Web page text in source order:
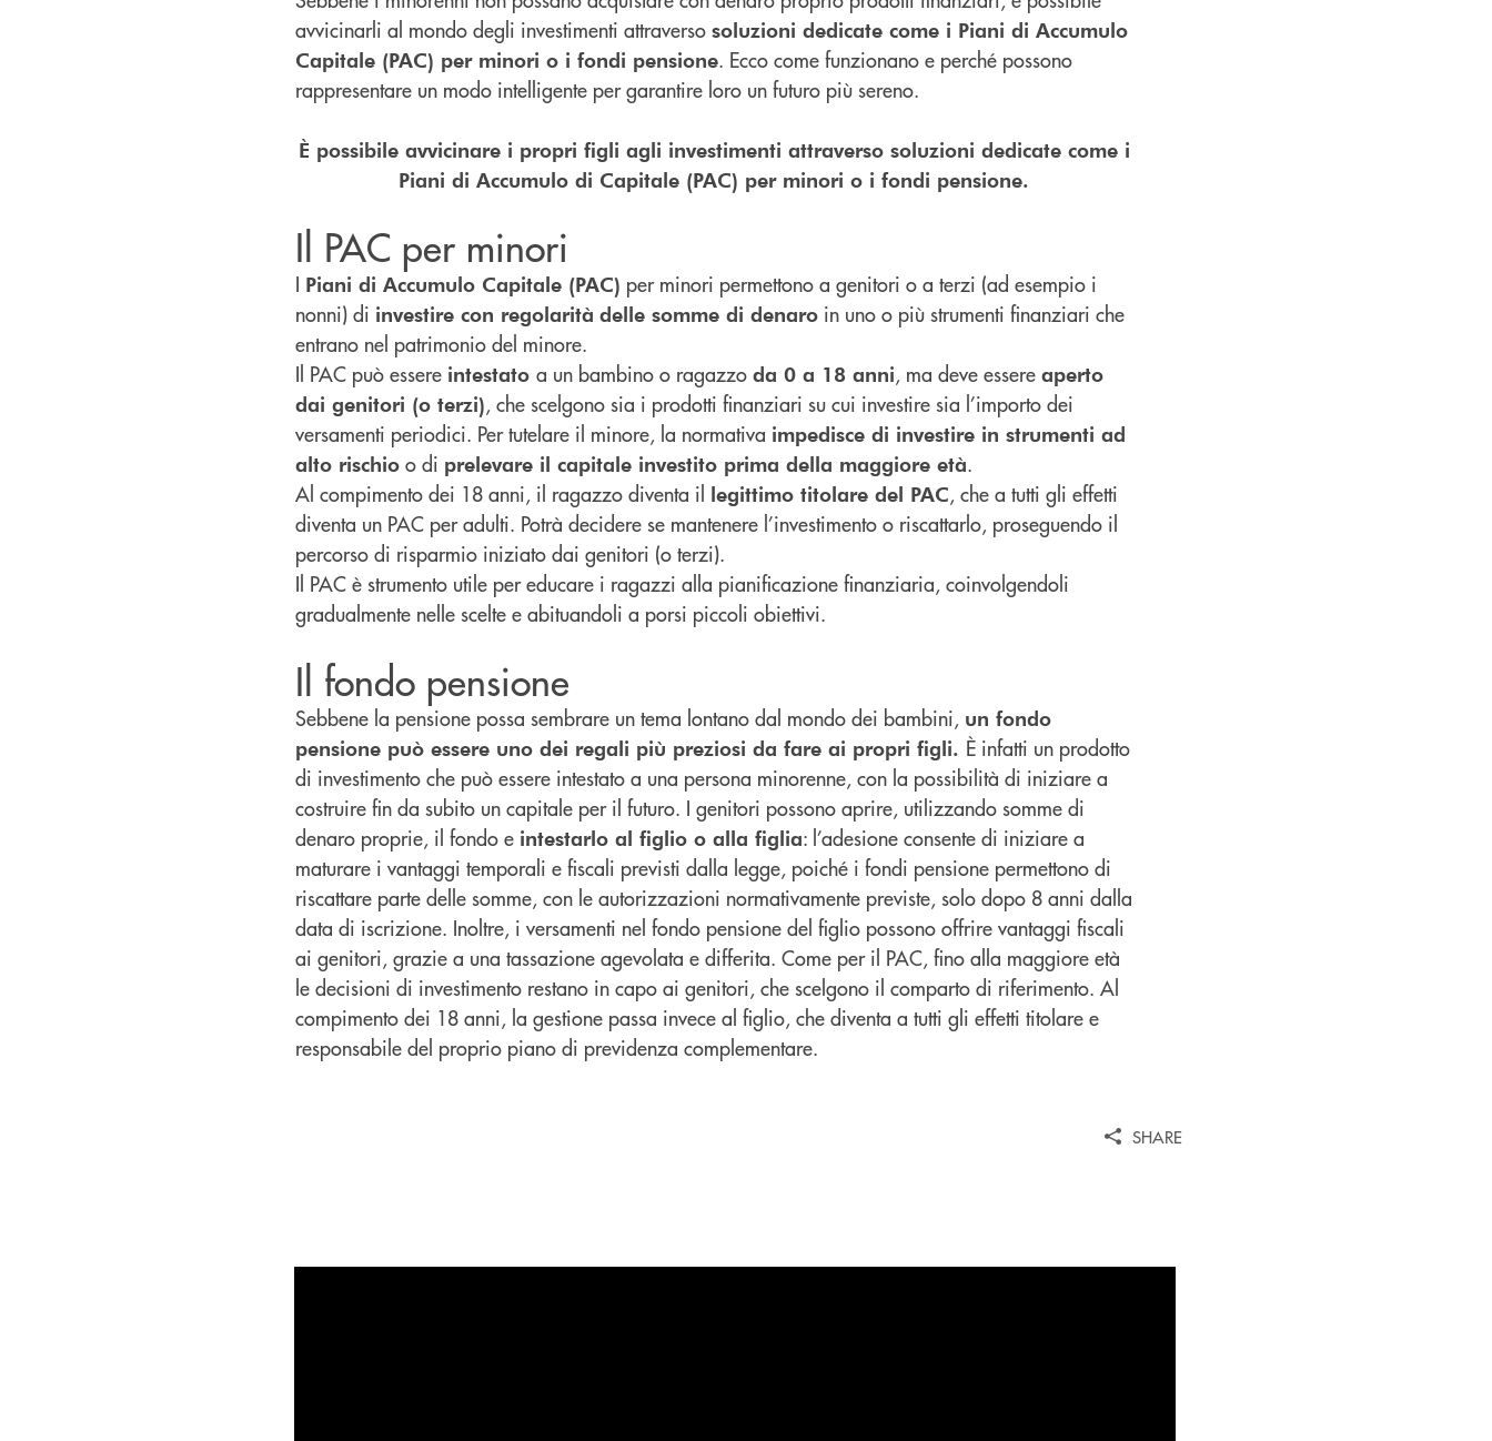
avvicinarli al mondo degli investimenti attraverso soluzioni dedicate come i Piani di Accumulo
Capitale (PAC) per minori o i fondi pensione. Ecco come funzionano e perché possono
rappresentare un modo intelligente per garantire loro un futuro più sereno.
È possibile avvicinare i propri figli agli investimenti attraverso soluzioni dedicate come i
Piani di Accumulo di Capitale (PAC) per minori o i fondi pensione.
Il PAC per minori
I Piani di Accumulo Capitale (PAC) per minori permettono a genitori o a terzi (ad esempio i
nonni) di investire con regolarità delle somme di denaro in uno o più strumenti finanziari che
entrano nel patrimonio del minore.
Il PAC può essere intestato a un bambino o ragazzo da 0 a 18 anni, ma deve essere aperto
dai genitori (o terzi), che scelgono sia i prodotti finanziari su cui investire sia l’importo dei
versamenti periodici. Per tutelare il minore, la normativa impedisce di investire in strumenti ad
alto rischio o di prelevare il capitale investito prima della maggiore età.
Al compimento dei 18 anni, il ragazzo diventa il legittimo titolare del PAC, che a tutti gli effetti
diventa un PAC per adulti. Potrà decidere se mantenere l’investimento o riscattarlo, proseguendo il
percorso di risparmio iniziato dai genitori (o terzi).
Il PAC è strumento utile per educare i ragazzi alla pianificazione finanziaria, coinvolgendoli
gradualmente nelle scelte e abituandoli a porsi piccoli obiettivi.
Il fondo pensione
Sebbene la pensione possa sembrare un tema lontano dal mondo dei bambini, un fondo
pensione può essere uno dei regali più preziosi da fare ai propri figli. È infatti un prodotto
di investimento che può essere intestato a una persona minorenne, con la possibilità di iniziare a
costruire fin da subito un capitale per il futuro. I genitori possono aprire, utilizzando somme di
denaro proprie, il fondo e intestarlo al figlio o alla figlia: l’adesione consente di iniziare a
maturare i vantaggi temporali e fiscali previsti dalla legge, poiché i fondi pensione permettono di
riscattare parte delle somme, con le autorizzazioni normativamente previste, solo dopo 8 anni dalla
data di iscrizione. Inoltre, i versamenti nel fondo pensione del figlio possono offrire vantaggi fiscali
ai genitori, grazie a una tassazione agevolata e differita. Come per il PAC, fino alla maggiore età
le decisioni di investimento restano in capo ai genitori, che scelgono il comparto di riferimento. Al
compimento dei 18 anni, la gestione passa invece al figlio, che diventa a tutti gli effetti titolare e
responsabile del proprio piano di previdenza complementare.
SHARE